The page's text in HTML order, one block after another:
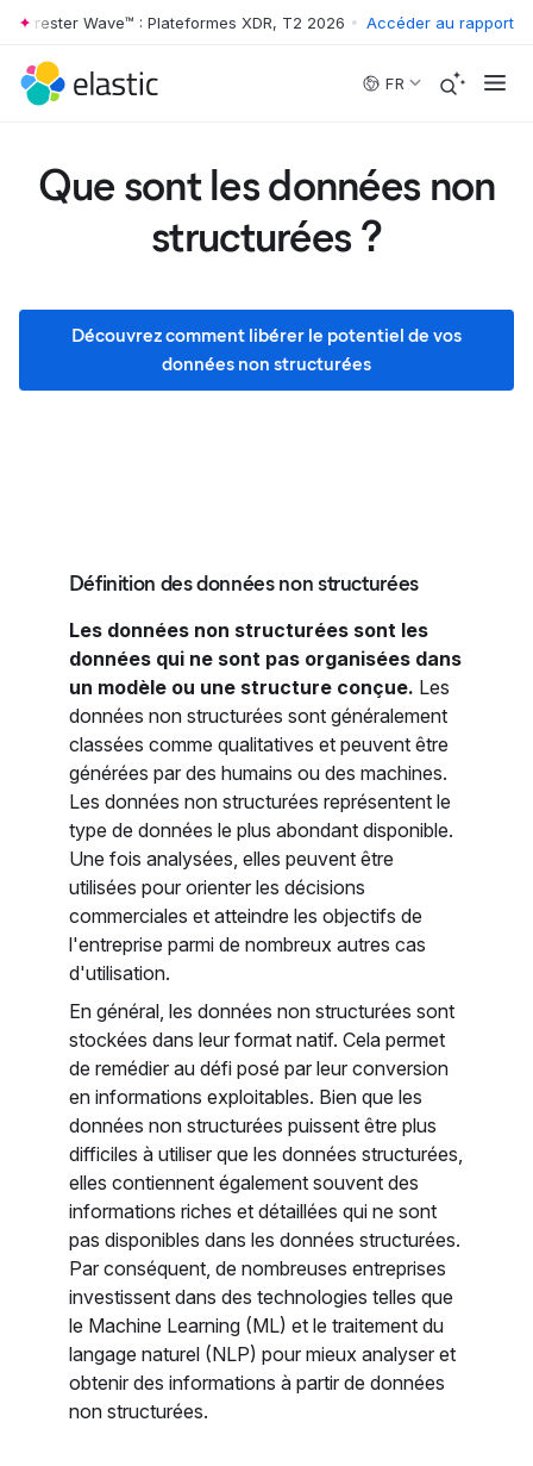
Skip to main content
Wave™ : Plateformes XDR, T2 2026 • The Forrester Wave™ :
Accéder au rapport
FR
Que sont les données non
structurées ?
Découvrez comment libérer le potentiel de vos
données non structurées
Définition des données non structurées
Les données non structurées sont les
données qui ne sont pas organisées dans
un modèle ou une structure conçue. Les
données non structurées sont généralement
classées comme qualitatives et peuvent être
générées par des humains ou des machines.
Les données non structurées représentent le
type de données le plus abondant disponible.
Une fois analysées, elles peuvent être
utilisées pour orienter les décisions
commerciales et atteindre les objectifs de
l'entreprise parmi de nombreux autres cas
d'utilisation.
En général, les données non structurées sont
stockées dans leur format natif. Cela permet
de remédier au défi posé par leur conversion
en informations exploitables. Bien que les
données non structurées puissent être plus
difficiles à utiliser que les données structurées,
elles contiennent également souvent des
informations riches et détaillées qui ne sont
pas disponibles dans les données structurées.
Par conséquent, de nombreuses entreprises
investissent dans des technologies telles que
le Machine Learning (ML) et le traitement du
langage naturel (NLP) pour mieux analyser et
obtenir des informations à partir de données
non structurées.